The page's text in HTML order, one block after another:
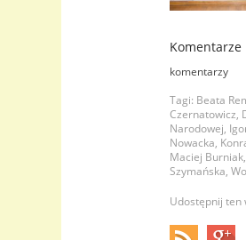
Komentarze
komentarzy
Tagi: Beata
Czernatowicz,
Narodowej,
Nowacka,
Maciej Burniak,
Szymańska,
Udostępnij ten